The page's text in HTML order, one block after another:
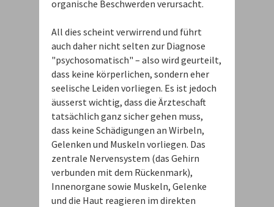
organische Beschwerden verursacht.
All dies scheint verwirrend und führt
auch daher nicht selten zur Diagnose
"psychosomatisch" – also wird geurteilt,
dass keine körperlichen, sondern eher
seelische Leiden vorliegen. Es ist jedoch
äusserst wichtig, dass die Ärzteschaft
tatsächlich ganz sicher gehen muss,
dass keine Schädigungen an Wirbeln,
Gelenken und Muskeln vorliegen. Das
zentrale Nervensystem (das Gehirn
verbunden mit dem Rückenmark),
Innenorgane sowie Muskeln, Gelenke
und die Haut reagieren im direkten